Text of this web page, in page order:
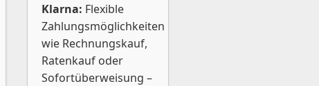
Klarna: Flexible
Zahlungsmöglichkeiten
wie Rechnungskauf,
Ratenkauf oder
Sofortüberweisung –